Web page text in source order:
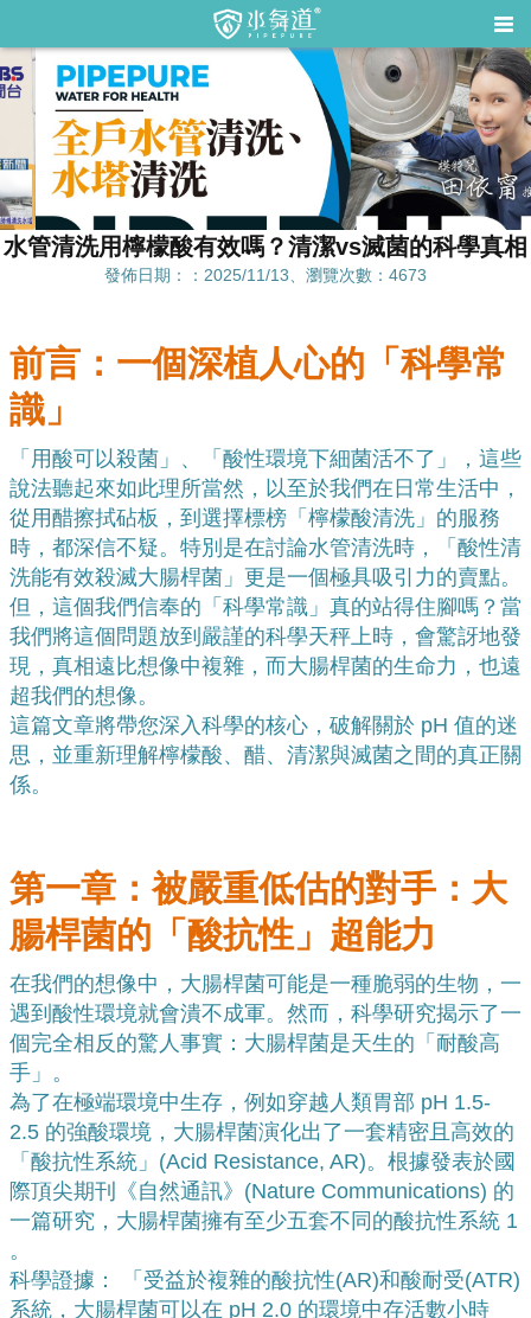
水管清洗用檸檬酸有效嗎？清潔vs滅菌的科學真相
發佈日期：：2025/11/13、瀏覽次數：4673
前言：一個深植人心的「科學常
識」
「用酸可以殺菌」、「酸性環境下細菌活不了」，這些
說法聽起來如此理所當然，以至於我們在日常生活中，
從用醋擦拭砧板，到選擇標榜「檸檬酸清洗」的服務
時，都深信不疑。特別是在討論水管清洗時，「酸性清
洗能有效殺滅大腸桿菌」更是一個極具吸引力的賣點。
但，這個我們信奉的「科學常識」真的站得住腳嗎？當
我們將這個問題放到嚴謹的科學天秤上時，會驚訝地發
現，真相遠比想像中複雜，而大腸桿菌的生命力，也遠
超我們的想像。
這篇文章將帶您深入科學的核心，破解關於 pH 值的迷
思，並重新理解檸檬酸、醋、清潔與滅菌之間的真正關
係。
第一章：被嚴重低估的對手：大
腸桿菌的「酸抗性」超能力
在我們的想像中，大腸桿菌可能是一種脆弱的生物，一
遇到酸性環境就會潰不成軍。然而，科學研究揭示了一
個完全相反的驚人事實：大腸桿菌是天生的「耐酸高
手」。
為了在極端環境中生存，例如穿越人類胃部 pH 1.5-
2.5 的強酸環境，大腸桿菌演化出了一套精密且高效的
「酸抗性系統」(Acid Resistance, AR)。根據發表於國
際頂尖期刊《自然通訊》(Nature Communications) 的
一篇研究，大腸桿菌擁有至少五套不同的酸抗性系統 1
。
科學證據： 「受益於複雜的酸抗性(AR)和酸耐受(ATR)
系統，大腸桿菌可以在 pH 2.0 的環境中存活數小時